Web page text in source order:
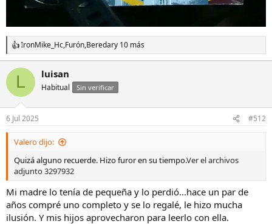
R
e
a
i
o
n
e
IronMike_Hc,Furón,Beredary 10 más
L luisan
Habitual Sin verificar
6 Jul 2025 #512
Valero dijo:
Quizá alguno recuerde. Hizo furor en su tiempo.Ver el archivos
adjunto 3297932
Mi madre lo tenía de pequeña y lo perdió...hace un par de
años compré uno completo y se lo regalé, le hizo mucha
ilusión. Y mis hijos aprovecharon para leerlo con ella.